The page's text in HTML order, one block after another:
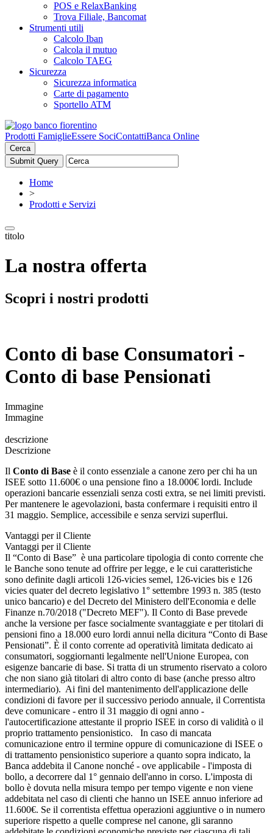
POS e RelaxBanking
Trova Filiale, Bancomat
Strumenti utili
Calcolo Iban
Calcola il mutuo
Calcolo TAEG
Sicurezza
Sicurezza informatica
Carte di pagamento
Sportello ATM
Prodotti FamiglieEssere SociContattiBanca Online
Cerca
Home
>
Prodotti e Servizi
titolo
La nostra offerta
Scopri i nostri prodotti
Conto di base Consumatori -
Conto di base Pensionati
Immagine
Immagine
descrizione
Descrizione
Il Conto di Base è il conto essenziale a canone zero per chi ha un
ISEE sotto 11.600€ o una pensione fino a 18.000€ lordi. Include
operazioni bancarie essenziali senza costi extra, se nei limiti previsti.
Per mantenere le agevolazioni, basta confermare i requisiti entro il
31 maggio. Semplice, accessibile e senza servizi superflui.
Vantaggi per il Cliente
Vantaggi per il Cliente
Il “Conto di Base” è una particolare tipologia di conto corrente che
le Banche sono tenute ad offrire per legge, e le cui caratteristiche
sono definite dagli articoli 126-vicies semel, 126-vicies bis e 126
vicies quater del decreto legislativo 1° settembre 1993 n. 385 (testo
unico bancario) e del Decreto del Ministero dell'Economia e delle
Finanze n.70/2018 ("Decreto MEF"). Il Conto di Base prevede
anche la versione per fasce socialmente svantaggiate e per titolari di
pensioni fino a 18.000 euro lordi annui nella dicitura “Conto di Base
Pensionati”. È il conto corrente ad operatività limitata dedicato ai
consumatori, soggiornanti legalmente nell'Unione Europea, con
esigenze bancarie di base. Si tratta di un strumento riservato a coloro
che non siano già titolari di altro conto di base (anche presso altro
intermediario). Ai fini del mantenimento dell'applicazione delle
condizioni di favore per il successivo periodo annuale, il Correntista
deve comunicare - entro il 31 maggio di ogni anno -
l'autocertificazione attestante il proprio ISEE in corso di validità o il
proprio trattamento pensionistico. In caso di mancata
comunicazione entro il termine oppure di comunicazione di ISEE o
di trattamento pensionistico superiore a quanto sopra indicato, la
Banca addebita il Canone nonché - ove applicabile - l'imposta di
bollo, a decorrere dal 1° gennaio dell'anno in corso. L'imposta di
bollo è dovuta nella misura tempo per tempo vigente e non viene
addebitata nel caso di clienti che hanno un ISEE annuo inferiore ad
11.600€. Se il correntista effettua operazioni aggiuntive o in numero
superiore rispetto a quelle comprese nel canone, gli saranno